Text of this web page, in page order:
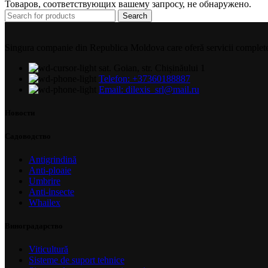
Товаров, соответствующих вашему запросу, не обнаружено.
Search
Telefon: +37360188887
Email: dilexis_srl@mail.ru
Antigrindină
Anti-ploaie
Umbrire
Anti-insecte
Whailex
Viticultură
Sisteme de suport tehnice